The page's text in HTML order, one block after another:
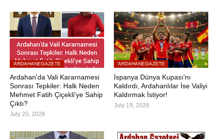
'ARDAHANEGAZETE
Ardahan'da Vali Kararnamesi
Sonrası Tepkiler: Halk Neden
Mehmet Fatih Çiçekli'ye Sahip
Çıktı?
July 20, 2026
'ARDAHANEGAZETE
İspanya Dünya Kupası'nı
Kaldırdı, Ardahanlılar İse Valiyi
Kaldırmak İstiyor!
July 19, 2026